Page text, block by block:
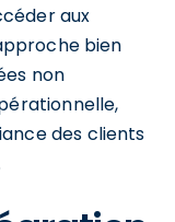
aux
bien
non
des clients